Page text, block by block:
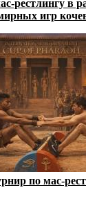
рестлингу в
игр
по мас-